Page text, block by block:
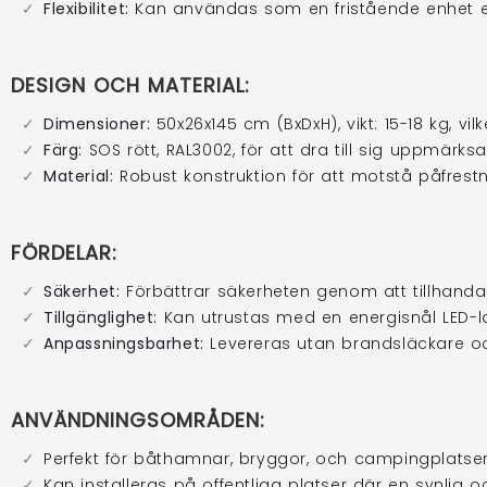
Vi är väldigt
är ett fint kvitto
och vårt
Tack för
många
Flexibilitet: Kan användas som en fristående
DESIGN OCH MATERIAL:
Dimensioner: 50x26x145 cm (BxDxH), vikt: 15-18
Färg: SOS rött, RAL3002, för att dra till sig
Material: Robust konstruktion för att motstå
FÖRDELAR:
Säkerhet: Förbättrar säkerheten genom att
Tillgänglighet: Kan utrustas med en energisnål
Anpassningsbarhet: Levereras utan brandsläckare
ANVÄNDNINGSOMRÅDEN:
Perfekt för båthamnar, bryggor, och